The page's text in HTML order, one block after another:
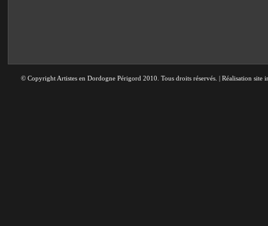
© Copyright Artistes en Dordogne Périgord 2010. Tous droits réservés. | Réalisation site